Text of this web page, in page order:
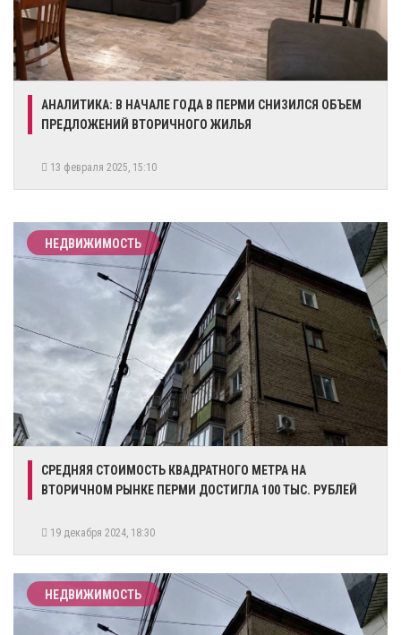
АНАЛИТИКА: В НАЧАЛЕ ГОДА В ПЕРМИ СНИЗИЛСЯ ОБЪЕМ
ПРЕДЛОЖЕНИЙ ВТОРИЧНОГО ЖИЛЬЯ
13 февраля 2025, 15:10
НЕДВИЖИМОСТЬ
СРЕДНЯЯ СТОИМОСТЬ КВАДРАТНОГО МЕТРА НА
ВТОРИЧНОМ РЫНКЕ ПЕРМИ ДОСТИГЛА 100 ТЫС. РУБЛЕЙ
19 декабря 2024, 18:30
НЕДВИЖИМОСТЬ